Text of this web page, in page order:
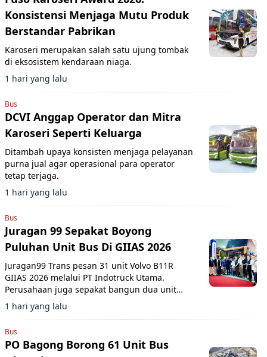
Konsistensi Menjaga Mutu Produk
Berstandar Pabrikan
Karoseri merupakan salah satu ujung tombak
di eksosistem kendaraan niaga.
1 hari yang lalu
Bus
DCVI Anggap Operator dan Mitra
Karoseri Seperti Keluarga
Ditambah upaya konsisten menjaga pelayanan
purna jual agar operasional para operator
tetap terjaga.
1 hari yang lalu
Bus
Juragan 99 Sepakat Boyong
Puluhan Unit Bus Di GIIAS 2026
Juragan99 Trans pesan 31 unit Volvo B11R
GIIAS 2026 melalui PT Indotruck Utama.
Perusahaan juga sepakat bangun dua unit
double decker berbasis sasis Scania K450CB
untuk layanan AKAP premium.
1 hari yang lalu
Bus
PO Bagong Borong 61 Unit Bus